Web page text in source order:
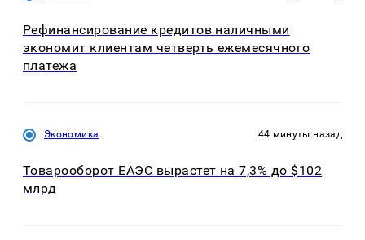
Рефинансирование кредитов наличными
экономит клиентам четверть ежемесячного
платежа
Экономика 44 минуты назад
Товарооборот ЕАЭС вырастет на 7,3% до $102
млрд